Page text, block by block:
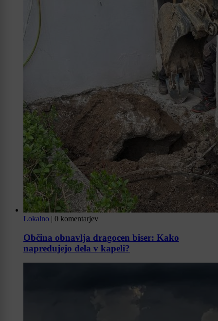
Lokalno | 0 komentarjev
Občina obnavlja dragocen biser: Kako
napredujejo dela v kapeli?